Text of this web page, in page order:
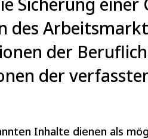
des
der
der
Inhalte dienen als